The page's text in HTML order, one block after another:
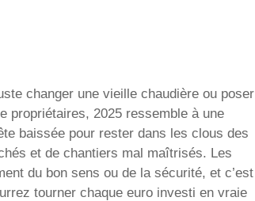
changer une vieille chaudière ou poser
propriétaires, 2025 ressemble à une
baissée pour rester dans les clous des
et de chantiers mal maîtrisés. Les
du bon sens ou de la sécurité, et c’est
tourner chaque euro investi en vraie